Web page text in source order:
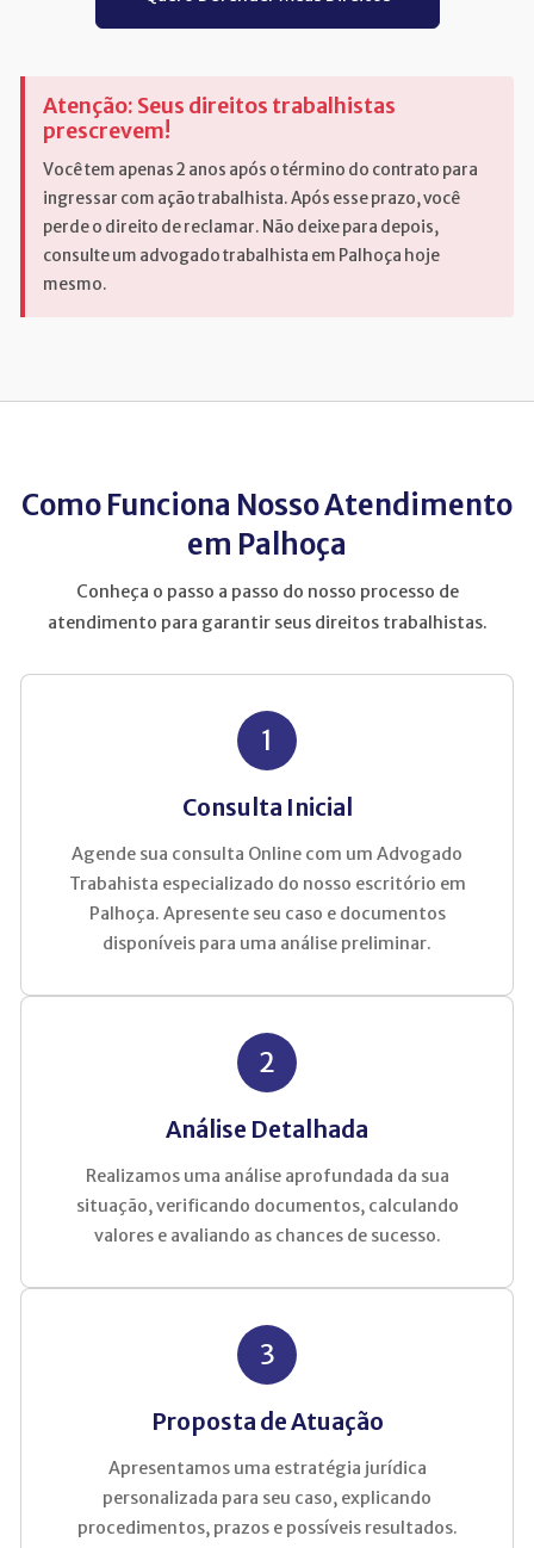
Atenção: Seus direitos trabalhistas
prescrevem!
Você tem apenas 2 anos após o término do contrato para
ingressar com ação trabalhista. Após esse prazo, você
perde o direito de reclamar. Não deixe para depois,
consulte um advogado trabalhista em Palhoça hoje
mesmo.
Como Funciona Nosso Atendimento
em Palhoça
Conheça o passo a passo do nosso processo de
atendimento para garantir seus direitos trabalhistas.
1
Consulta Inicial
Agende sua consulta Online com um Advogado
Trabahista especializado do nosso escritório em
Palhoça. Apresente seu caso e documentos
disponíveis para uma análise preliminar.
2
Análise Detalhada
Realizamos uma análise aprofundada da sua
situação, verificando documentos, calculando
valores e avaliando as chances de sucesso.
3
Proposta de Atuação
Apresentamos uma estratégia jurídica
personalizada para seu caso, explicando
procedimentos, prazos e possíveis resultados.